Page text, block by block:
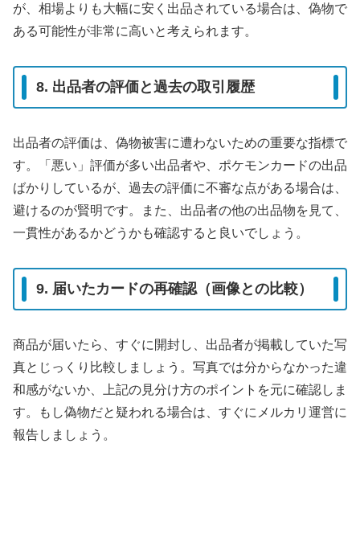
が、相場よりも大幅に安く出品されている場合は、偽物で
ある可能性が非常に高いと考えられます。
8. 出品者の評価と過去の取引履歴
出品者の評価は、偽物被害に遭わないための重要な指標で
す。「悪い」評価が多い出品者や、ポケモンカードの出品
ばかりしているが、過去の評価に不審な点がある場合は、
避けるのが賢明です。また、出品者の他の出品物を見て、
一貫性があるかどうかも確認すると良いでしょう。
9. 届いたカードの再確認（画像との比較）
商品が届いたら、すぐに開封し、出品者が掲載していた写
真とじっくり比較しましょう。写真では分からなかった違
和感がないか、上記の見分け方のポイントを元に確認しま
す。もし偽物だと疑われる場合は、すぐにメルカリ運営に
報告しましょう。